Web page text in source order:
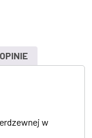
OPINIE
w